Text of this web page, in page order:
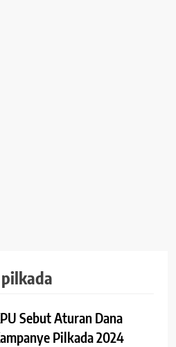
Sebut Aturan Dana
Pilkada 2024